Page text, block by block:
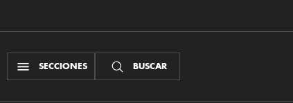
SECCIONES BUSCAR